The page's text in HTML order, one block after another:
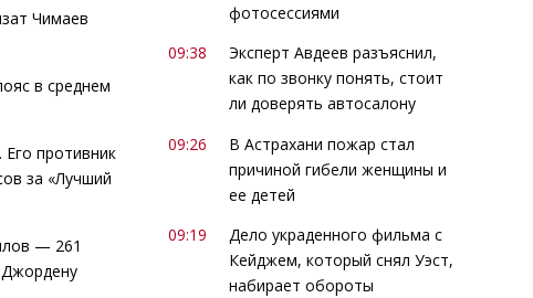
Чимаев
в среднем
противник
за «Лучший
— 261
фотосессиями
09:38
Эксперт Авдеев разъяснил,
как по звонку понять, стоит
ли доверять автосалону
09:26
В Астрахани пожар стал
причиной гибели женщины и
ее детей
09:19
Дело украденного фильма с
Кейджем, который снял Уэст,
набирает обороты